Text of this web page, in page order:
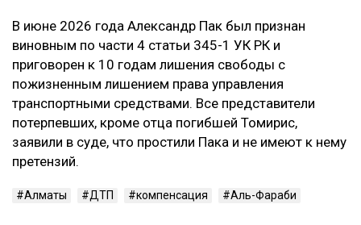
В июне 2026 года Александр Пак был признан
виновным по части 4 статьи 345-1 УК РК и
приговорен к 10 годам лишения свободы с
пожизненным лишением права управления
транспортными средствами. Все представители
потерпевших, кроме отца погибшей Томирис,
заявили в суде, что простили Пака и не имеют к нему
претензий.
Алматы ДТП компенсация Аль-Фараби